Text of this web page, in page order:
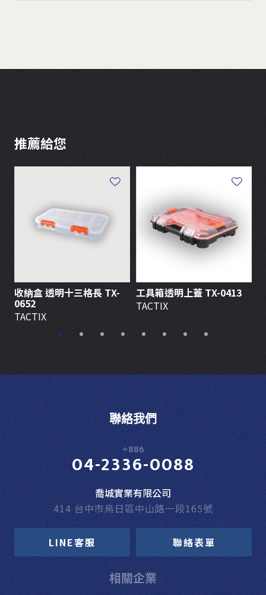
推薦給您
收納盒 透明十三格長 TX-
0652
TACTIX
工具箱透明上蓋 TX-0413
TACTIX
相關企業
聯絡我們
+886
04-2336-0088
喬城實業有限公司
414 台中市烏日區中山路一段165號
LINE客服 聯絡表單